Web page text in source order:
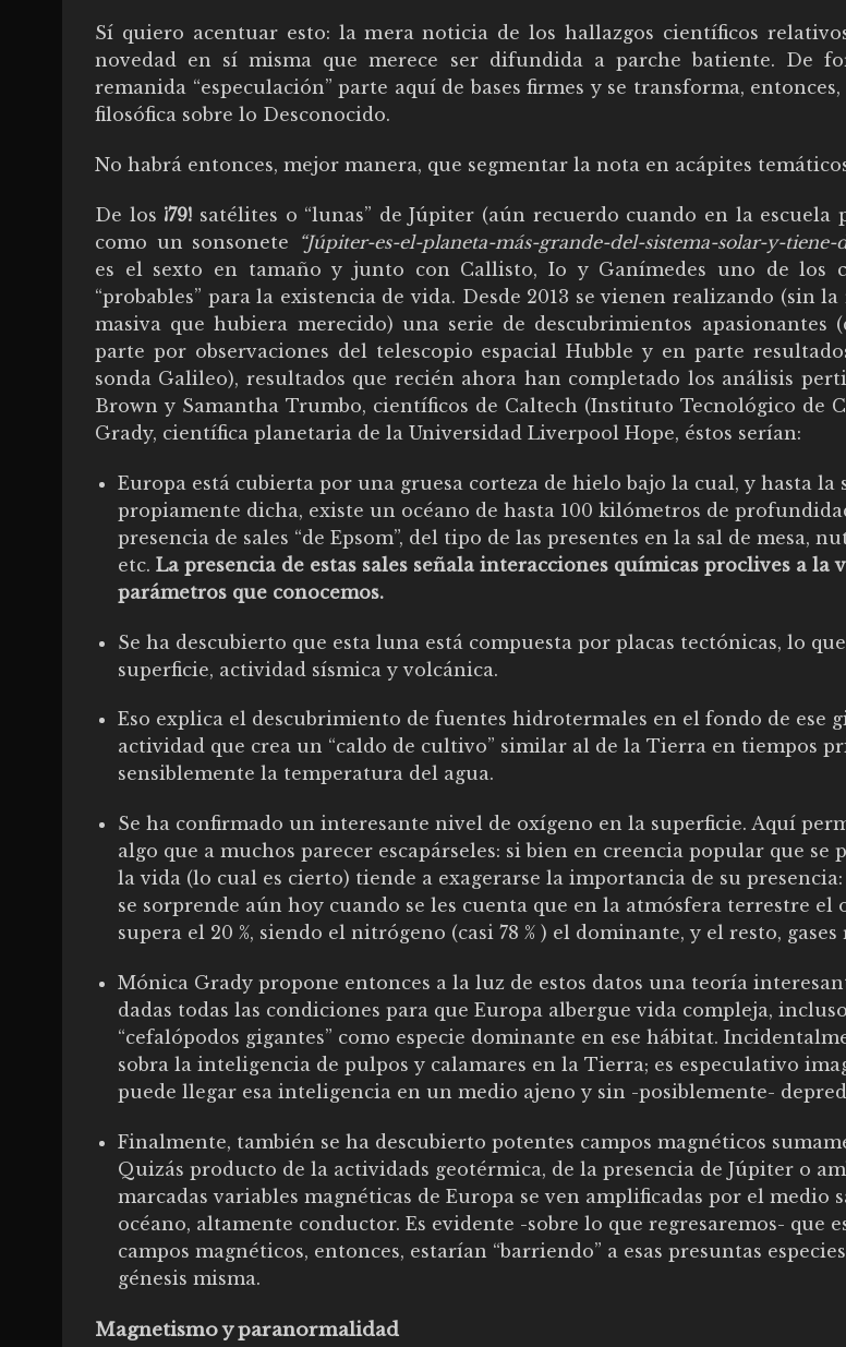
Sí quiero acentuar esto: la mera noticia de los hallazgos científicos
novedad en sí misma que merece ser difundida a parche batiente. De
remanida “especulación” parte aquí de bases firmes y se transforma,
filosófica sobre lo Desconocido.
No habrá entonces, mejor manera, que segmentar la nota en acápites
De los ¡79! satélites o “lunas” de Júpiter (aún recuerdo cuando en la escuela
como un sonsonete
“Júpiter-es-el-planeta-más-grande-del-sistema-solar-y-tiene-
es el sexto en tamaño y junto con Callisto, Io y Ganímedes uno de los
“probables” para la existencia de vida. Desde 2013 se vienen realizando (sin
masiva que hubiera merecido) una serie de descubrimientos apasionantes
parte por observaciones del telescopio espacial Hubble y en parte
sonda Galileo), resultados que recién ahora han completado los análisis
Brown y Samantha Trumbo, científicos de Caltech (Instituto Tecnológico de
Grady, científica planetaria de la Universidad Liverpool Hope, éstos serían:
Europa está cubierta por una gruesa corteza de hielo bajo la cual, y hasta la
propiamente dicha, existe un océano de hasta 100 kilómetros de
presencia de sales “de Epsom”, del tipo de las presentes en la sal de mesa,
etc. La presencia de estas sales señala interacciones químicas proclives a la
parámetros que conocemos.
Se ha descubierto que esta luna está compuesta por placas tectónicas, lo
superficie, actividad sísmica y volcánica.
Eso explica el descubrimiento de fuentes hidrotermales en el fondo de ese
actividad que crea un “caldo de cultivo” similar al de la Tierra en tiempos
sensiblemente la temperatura del agua.
Se ha confirmado un interesante nivel de oxígeno en la superficie. Aquí
algo que a muchos parecer escapárseles: si bien en creencia popular que se
la vida (lo cual es cierto) tiende a exagerarse la importancia de su
se sorprende aún hoy cuando se les cuenta que en la atmósfera terrestre el
supera el 20 %, siendo el nitrógeno (casi 78 % ) el dominante, y el resto, gases
Mónica Grady propone entonces a la luz de estos datos una teoría
dadas todas las condiciones para que Europa albergue vida compleja,
“cefalópodos gigantes” como especie dominante en ese hábitat.
sobra la inteligencia de pulpos y calamares en la Tierra; es especulativo
puede llegar esa inteligencia en un medio ajeno y sin -posiblemente-
Finalmente, también se ha descubierto potentes campos magnéticos
Quizás producto de la actividads geotérmica, de la presencia de Júpiter o
marcadas variables magnéticas de Europa se ven amplificadas por el medio
océano, altamente conductor. Es evidente -sobre lo que regresaremos- que
campos magnéticos, entonces, estarían “barriendo” a esas presuntas
génesis misma.
Magnetismo y paranormalidad